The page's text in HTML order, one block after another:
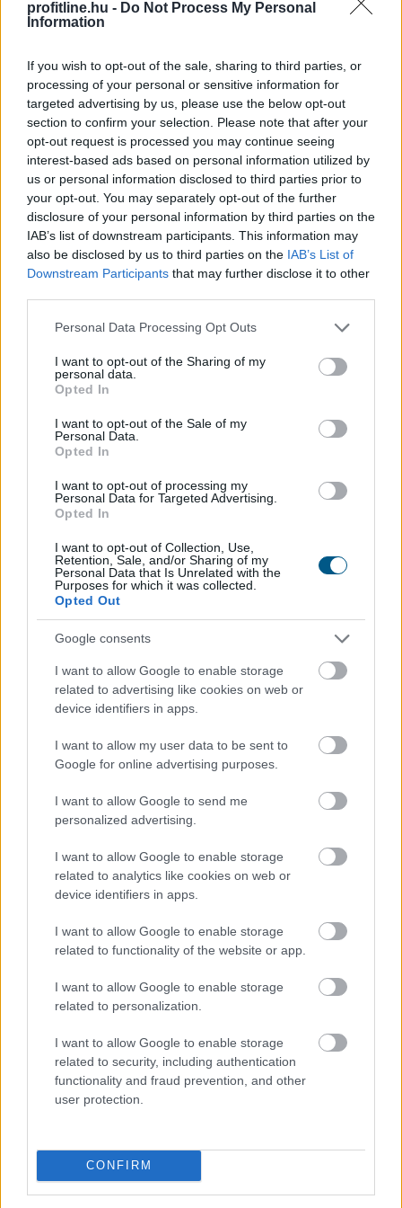
profitline.hu - Do Not Process My Personal
Information
If you wish to opt-out of the sale, sharing to third parties, or
processing of your personal or sensitive information for
targeted advertising by us, please use the below opt-out
section to confirm your selection. Please note that after your
opt-out request is processed you may continue seeing
interest-based ads based on personal information utilized by
us or personal information disclosed to third parties prior to
your opt-out. You may separately opt-out of the further
disclosure of your personal information by third parties on the
IAB’s list of downstream participants. This information may
also be disclosed by us to third parties on the IAB’s List of
Downstream Participants that may further disclose it to other
Please note that this website/app uses one or more Google
not limited to your visit or usage behaviour. You may click to
grant or deny consent to Google and its third-party tags to
use your data for below specified purposes in below Google
consent section.
Personal Data Processing Opt Outs
I want to opt-out of the Sharing of my
personal data.
Opted In
I want to opt-out of the Sale of my
Personal Data.
Opted In
I want to opt-out of processing my
Personal Data for Targeted Advertising.
Opted In
I want to opt-out of Collection, Use,
Retention, Sale, and/or Sharing of my
Personal Data that Is Unrelated with the
Purposes for which it was collected.
Opted Out
Google consents
I want to allow Google to enable storage
related to advertising like cookies on web or
device identifiers in apps.
I want to allow my user data to be sent to
Google for online advertising purposes.
I want to allow Google to send me
personalized advertising.
I want to allow Google to enable storage
related to analytics like cookies on web or
device identifiers in apps.
I want to allow Google to enable storage
related to functionality of the website or app.
I want to allow Google to enable storage
related to personalization.
I want to allow Google to enable storage
related to security, including authentication
functionality and fraud prevention, and other
user protection.
CONFIRM
2026. 08. 07. 23:59
TOVÁBB
Nagy Bitcoin-bányászok álltakbe a Stratum
V2 mögé
A Bitcoin-bányászati iparág több meghatározó
szereplője is csatlakozott a Stratum V2 Working
Grouphoz, ami komoly lendületet adhat az új
generációs bányászati protokoll elterjedésének.
2026. 08. 07. 23:00
Megosztás:
TOVÁBB
Évtizedes mélyponton a magyar infláció
A KSH ma reggel a júliusi fogyasztói inflációs adatot
szinten 0,1 százalékkal csökkentek. Az éves szintű
infláció így tovább lassult: 1,2 százalékra a júniusi 1,7
százalékról. A további inflációcsökkenés borítékolható
volt, ennek mértéke azonban meghaladta a vártat. Az
1,2 százalékos tényadat így mind az 1,6 százalékos
piaci konszenzusnál, mind a mi – ennél alacsonyabb –
maginflációnál már nem volt ilyen mértékű a lassulás,
ez a mutató 1,9 százalékon állt júliusban a júniusi 2
százalék után. Összességében a mostani alacsony adat